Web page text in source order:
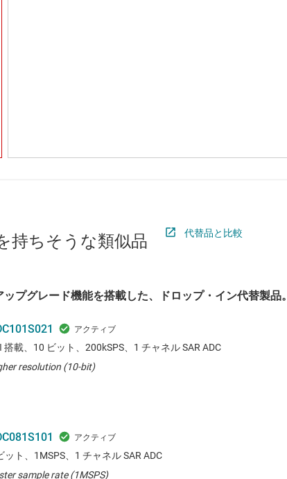
持ちそうな類似品 代替品と比較
プグレード機能を搭載した、ドロップ・イン代替製品。
搭載、10 ビット、200kSPS、1 チャネル SAR ADC
resolution (10-bit)
ット、1MSPS、1 チャネル SAR ADC
sample rate (1MSPS)